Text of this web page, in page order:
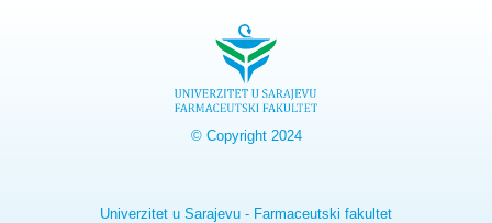
© Copyright 2024
Univerzitet u Sarajevu - Farmaceutski fakultet